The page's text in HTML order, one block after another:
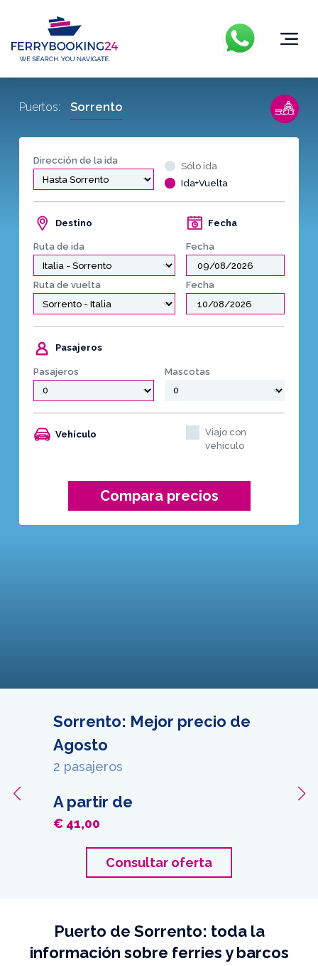
Dirección de la ida
Sólo ida
Ida+Vuelta
Destino
Ruta de ida
Fecha
Fecha
Ruta de vuelta Fecha
Pasajeros
Pasajeros Mascotas
Vehículo
Viajo con
vehículo
Compara precios
Puertos: Sorrento
Sorrento: Mejor precio de
Agosto
2 pasajeros
A partir de
€ 41,00
Consultar oferta
Puerto de Sorrento: toda la
información sobre ferries y barcos